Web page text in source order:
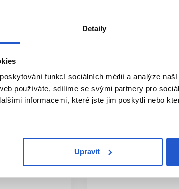
Detaily
funkcí sociálních médií a analýze
používáte, sdílíme se svými partnery pro
informacemi, které jste jim poskytli nebo
Upravit